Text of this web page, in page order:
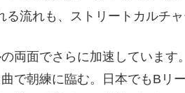
流れも、ストリートカルチャ
両面でさらに加速しています
で朝練に臨む。日本でもBリ